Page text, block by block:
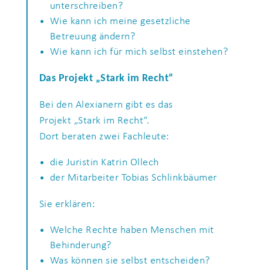
unterschreiben?
Wie kann ich meine gesetzliche
Betreuung ändern?
Wie kann ich für mich selbst einstehen?
Das Projekt „Stark im Recht“
Bei den Alexianern gibt es das
Projekt „Stark im Recht“.
Dort beraten zwei Fachleute:
die Juristin Katrin Ollech
der Mitarbeiter Tobias Schlinkbäumer
Sie erklären:
Welche Rechte haben Menschen mit
Behinderung?
Was können sie selbst entscheiden?